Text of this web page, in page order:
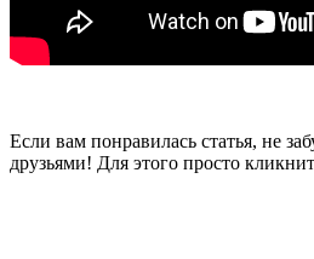
Если вам понравилась статья, не
друзьями! Для этого просто